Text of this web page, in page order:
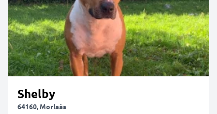
Shelby
64160, Morlaàs